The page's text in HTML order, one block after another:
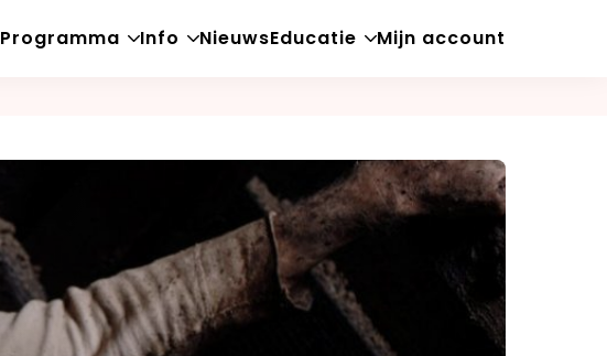
Programma
Info
NieuwsEducatie
Mijn account